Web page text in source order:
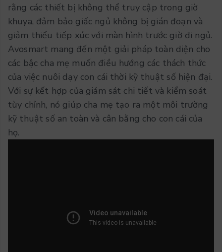
rằng các thiết bị không thể truy cập trong giờ
khuya, đảm bảo giấc ngủ không bị gián đoạn và
giảm thiểu tiếp xúc với màn hình trước giờ đi ngủ.
Avosmart mang đến một giải pháp toàn diện cho
các bậc cha mẹ muốn điều hướng các thách thức
của việc nuôi dạy con cái thời kỹ thuật số hiện đại.
Với sự kết hợp của giám sát chi tiết và kiểm soát
tùy chỉnh, nó giúp cha mẹ tạo ra một môi trường
kỹ thuật số an toàn và cân bằng cho con cái của
họ.